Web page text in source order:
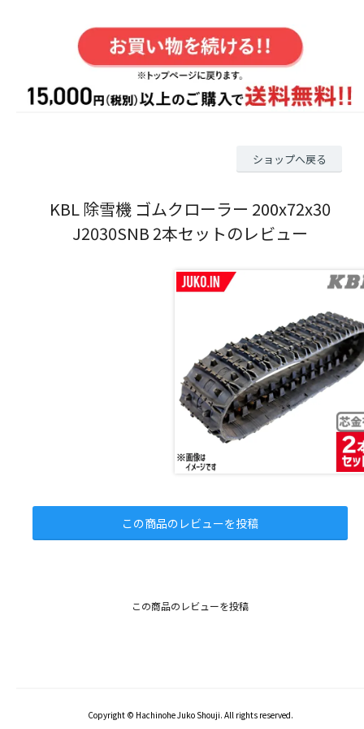
ショップへ戻る
KBL 除雪機 ゴムクローラー 200x72x30
J2030SNB 2本セットのレビュー
この商品のレビューを投稿
この商品のレビューを投稿
Copyright © Hachinohe Juko Shouji. All rights reserved.